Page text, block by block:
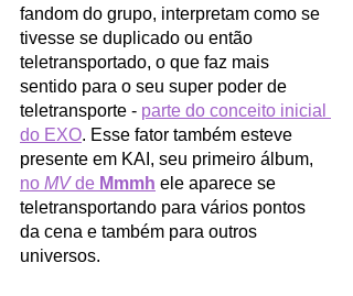
fandom do grupo, interpretam como se
tivesse se duplicado ou então
teletransportado, o que faz mais
sentido para o seu super poder de
teletransporte - parte do conceito inicial
do EXO. Esse fator também esteve
presente em KAI, seu primeiro álbum,
no MV de Mmmh ele aparece se
teletransportando para vários pontos
da cena e também para outros
universos.